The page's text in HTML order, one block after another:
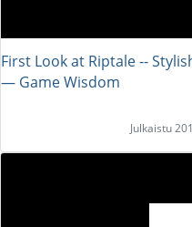
First Look at Riptale --
― Game Wisdom
Julkaistu